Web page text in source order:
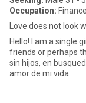
Occupation:
Love does not look
Hello! I am a single
friends or perhaps the love of my
sin hijos, en
amor de mi vida